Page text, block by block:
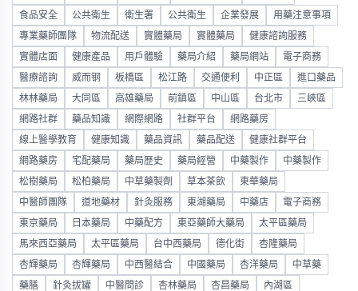
食品安全 公共衛生 衛生署 公共衛生 企業發展 用藥注意事項
專業藥師團隊 物流配送 實體藥局 實體藥局 健康諮詢服務
實體店面 健康產品 用戶體驗 藥局介紹 藥局網站 電子商務
醫療諮詢 威而钢 板橋區 松江路 交通便利 中正區 進口藥品
林林藥局 大同區 高雄藥局 前鎮區 中山區 台北市 三峽區
網路社群 藥品知識 網際網路 社群平台 網路藥房
線上醫學教育 健康知識 藥品資訊 藥品配送 健康社群平台
網路藥房 宅配藥局 藥局歷史 藥局經營 中藥製作 中藥製作
松樹藥局 松柏藥局 中草藥製劑 草本茶飲 東華藥局
中醫師團隊 道地藥材 針灸服務 東湖藥局 中藥店 電子商務
東京藥局 日本藥局 中藥配方 東亞藥師大藥局 太平區藥局
馬來西亞藥局 太平區藥局 台中西藥局 德化街 杏隆藥局
杏輝藥局 杏輝藥局 中西醫結合 中國藥局 杏洋藥局 中草藥
藥膳 針灸拔罐 中醫問診 杏林藥局 杏昌藥局 內湖區